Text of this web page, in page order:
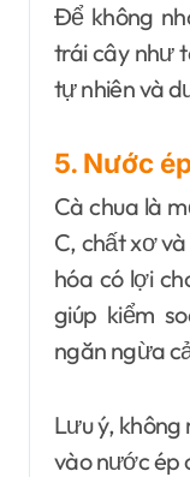
Để không
trái cây như
tự nhiên và
5. Nước
Cà chua là
C, chất xơ
hóa có lợi
giúp kiểm
ngăn ngừa
Lưu ý,
vào nước ép